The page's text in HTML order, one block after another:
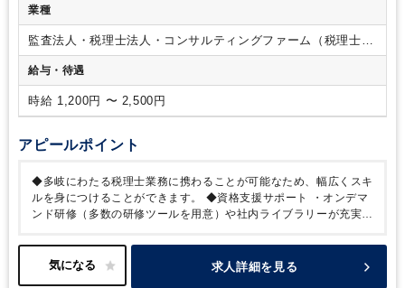
業種
監査法人・税理士法人・コンサルティングファーム（税理士法
人）
給与・待遇
時給 1,200円 〜 2,500円
アピールポイント
◆多岐にわたる税理士業務に携わることが可能なため、幅広くスキ
ルを身につけることができます。
◆資格支援サポート
・オンデマ
ンド研修（多数の研修ツールを用意）や社内ライブラリーが充実。
ています。・税理士試験前の休みも取りやすく、勉強と仕事の両
立が可能な環境が整っています。
・税務の習熟度が分かる社外テ
求人詳細を見る